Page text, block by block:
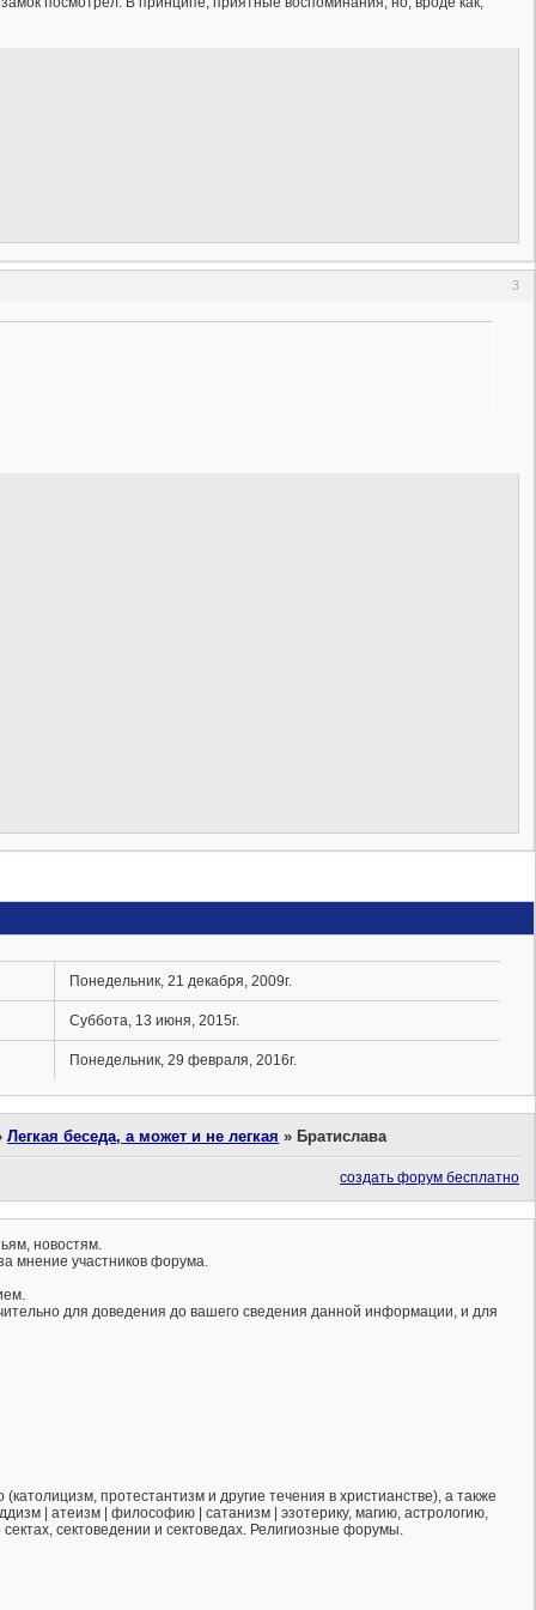
3
Понедельник, 21 декабря, 2009г.
Суббота, 13 июня, 2015г.
Понедельник, 29 февраля, 2016г.
Легкая беседа, а может и не легкая » Братислава
создать форум бесплатно
новостям.
мнение участников форума.
для доведения до вашего сведения данной информации, и для
протестантизм и другие течения в христианстве), а также
| атеизм | философию | сатанизм | эзотерику, магию, астрологию,
сектоведении и сектоведах. Религиозные форумы.